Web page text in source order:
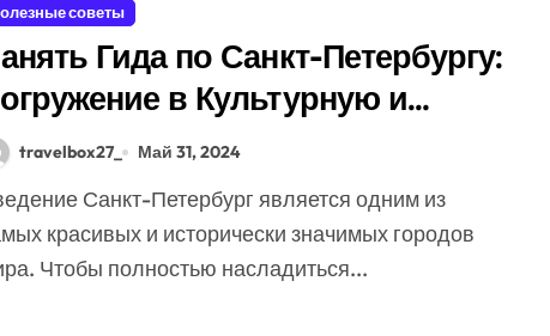
советы
Гида по Санкт-Петербургу:
в Культурную и
Судьбу Северной
travelbox27_ Май 31, 2024
красивых и исторически значимых городов
Чтобы полностью насладиться...